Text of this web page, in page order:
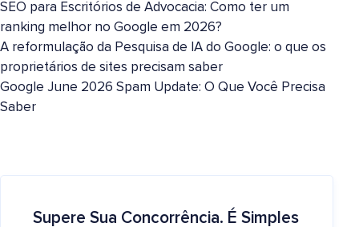
SEO para Escritórios de Advocacia: Como ter um
ranking melhor no Google em 2026?
A reformulação da Pesquisa de IA do Google: o que os
proprietários de sites precisam saber
Google June 2026 Spam Update: O Que Você Precisa
Saber
Supere Sua Concorrência. É Simples